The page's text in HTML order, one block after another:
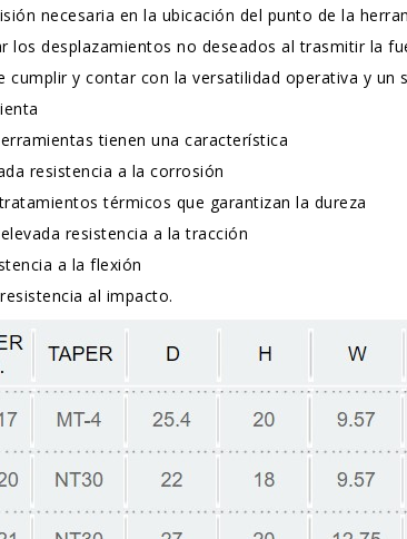
necesaria en la ubicación del punto de la
los desplazamientos no deseados al trasmitir la
cumplir y contar con la versatilidad operativa y
tienen una característica
resistencia a la corrosión
térmicos que garantizan la dureza
resistencia a la tracción
a la flexión
al impacto.